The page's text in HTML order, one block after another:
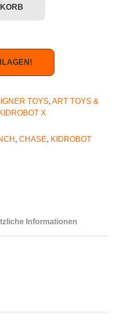
TOYS, ART TOYS &
X
, CHASE, KIDROBOT
Informationen